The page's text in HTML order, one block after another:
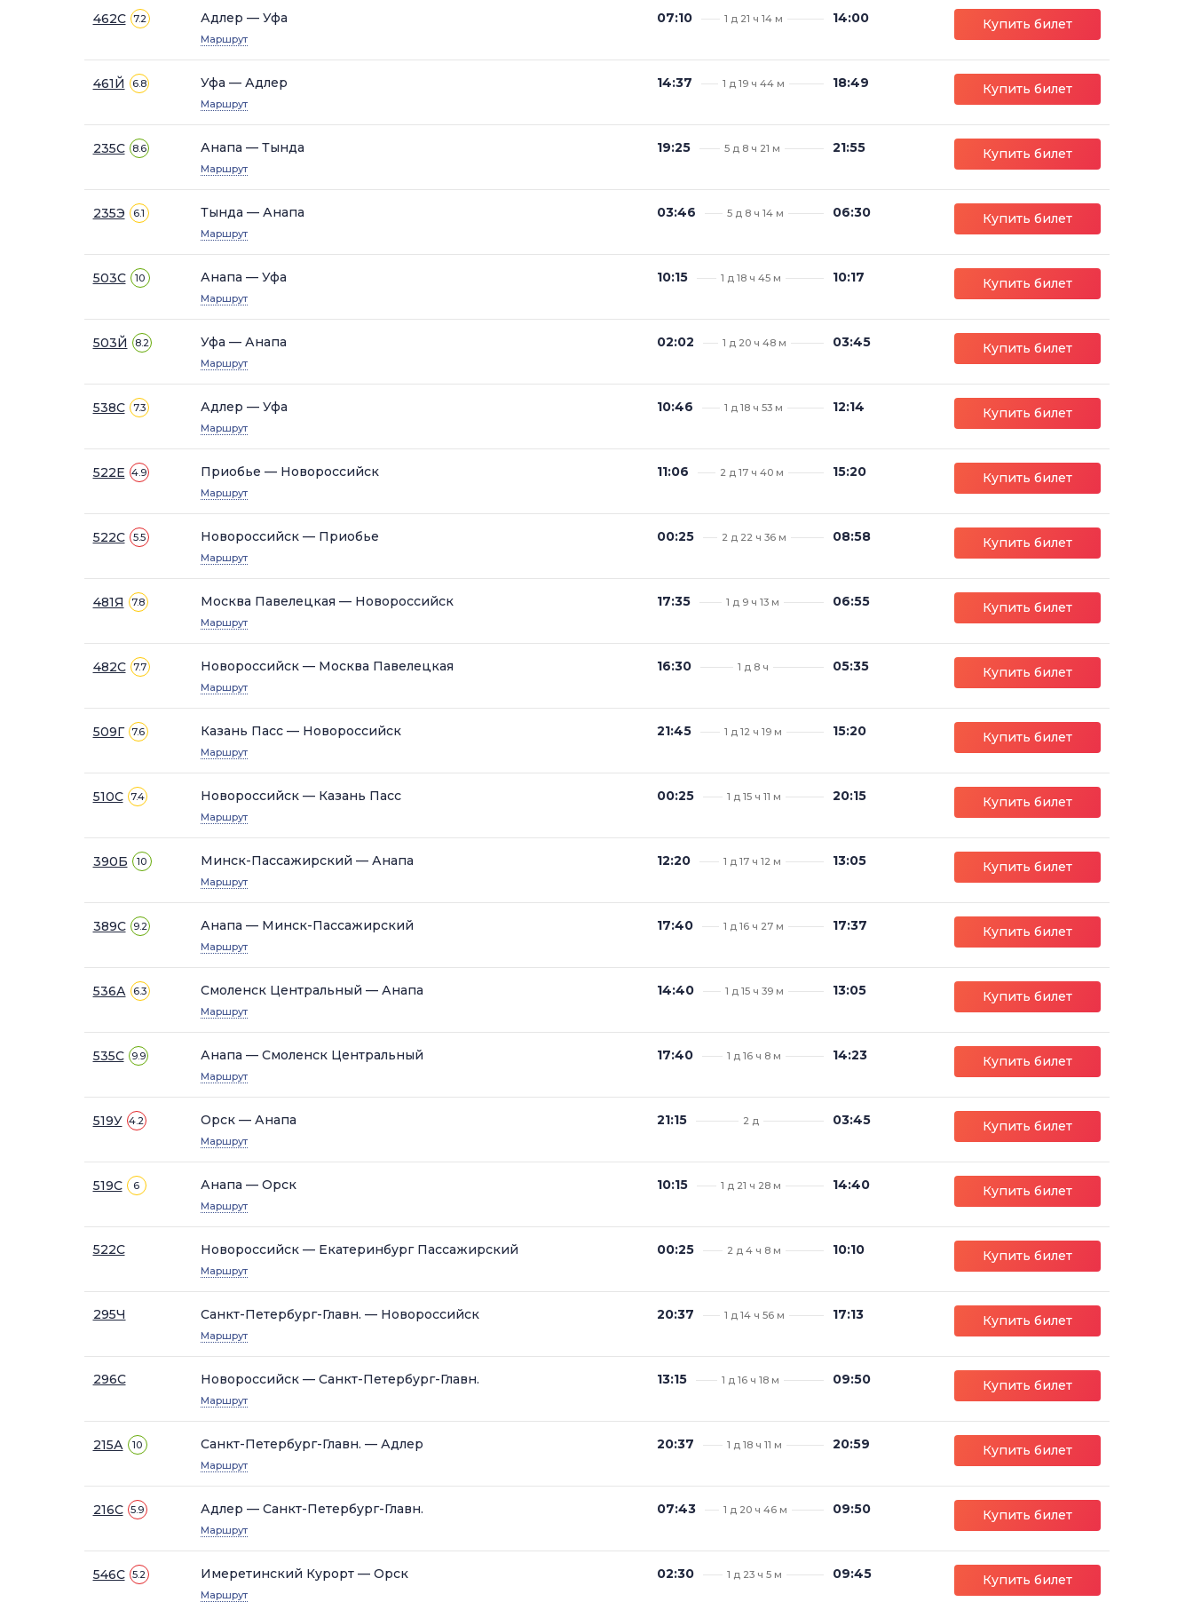
462С 7.2 Адлер — Уфа
Маршрут
07:10 1 д 21 ч 14 м 14:00 Купить билет
461Й 6.8 Уфа — Адлер
Маршрут
14:37 1 д 19 ч 44 м 18:49 Купить билет
235С 8.6 Анапа — Тында
Маршрут
19:25 5 д 8 ч 21 м 21:55 Купить билет
235Э 6.1 Тында — Анапа
Маршрут
03:46 5 д 8 ч 14 м 06:30 Купить билет
503С 10 Анапа — Уфа
Маршрут
10:15 1 д 18 ч 45 м 10:17 Купить билет
503Й 8.2 Уфа — Анапа
Маршрут
02:02 1 д 20 ч 48 м 03:45 Купить билет
538С 7.3 Адлер — Уфа
Маршрут
10:46 1 д 18 ч 53 м 12:14 Купить билет
522Е 4.9 Приобье — Новороссийск
Маршрут
11:06 2 д 17 ч 40 м 15:20 Купить билет
522С 5.5 Новороссийск — Приобье
Маршрут
00:25 2 д 22 ч 36 м 08:58 Купить билет
481Я 7.8 Москва Павелецкая — Новороссийск
Маршрут
17:35 1 д 9 ч 13 м 06:55 Купить билет
482С 7.7 Новороссийск — Москва Павелецкая
Маршрут
16:30 1 д 8 ч 05:35 Купить билет
509Г 7.6 Казань Пасс — Новороссийск
Маршрут
21:45 1 д 12 ч 19 м 15:20 Купить билет
510С 7.4 Новороссийск — Казань Пасс
Маршрут
00:25 1 д 15 ч 11 м 20:15 Купить билет
390Б 10 Минск-Пассажирский — Анапа
Маршрут
12:20 1 д 17 ч 12 м 13:05 Купить билет
389С 9.2 Анапа — Минск-Пассажирский
Маршрут
17:40 1 д 16 ч 27 м 17:37 Купить билет
536А 6.3 Смоленск Центральный — Анапа
Маршрут
14:40 1 д 15 ч 39 м 13:05 Купить билет
535С 9.9 Анапа — Смоленск Центральный
Маршрут
17:40 1 д 16 ч 8 м 14:23 Купить билет
519У 4.2 Орск — Анапа
Маршрут
21:15 2 д 03:45 Купить билет
519С 6 Анапа — Орск
Маршрут
10:15 1 д 21 ч 28 м 14:40 Купить билет
522C Новороссийск — Екатеринбург Пассажирский
Маршрут
00:25 2 д 4 ч 8 м 10:10 Купить билет
295Ч Санкт-Петербург-Главн. — Новороссийск
Маршрут
20:37 1 д 14 ч 56 м 17:13 Купить билет
296С Новороссийск — Санкт-Петербург-Главн.
Маршрут
13:15 1 д 16 ч 18 м 09:50 Купить билет
215А 10 Санкт-Петербург-Главн. — Адлер
Маршрут
20:37 1 д 18 ч 11 м 20:59 Купить билет
216С 5.9 Адлер — Санкт-Петербург-Главн.
Маршрут
07:43 1 д 20 ч 46 м 09:50 Купить билет
546С 5.2 Имеретинский Курорт — Орск
Маршрут
02:30 1 д 23 ч 5 м 09:45 Купить билет